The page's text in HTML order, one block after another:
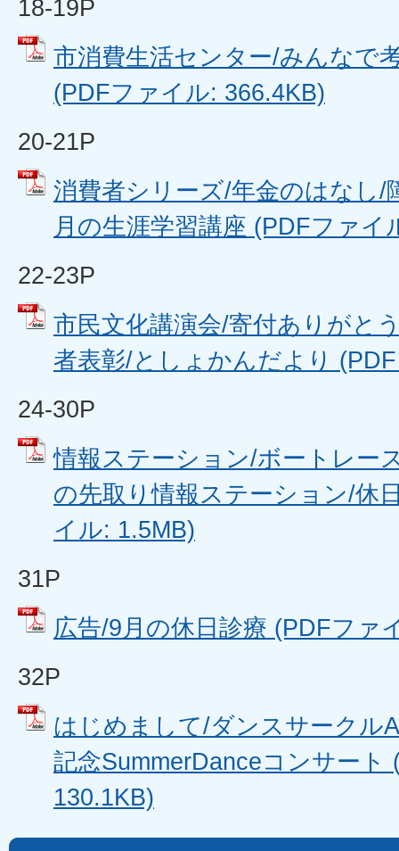
18-19P
市消費生活センター/みんなで
(PDFファイル: 366.4KB)
20-21P
消費者シリーズ/年金のはなし/
月の生涯学習講座 (PDFファイ
22-23P
市民文化講演会/寄付ありがと
者表彰/としょかんだより
24-30P
情報ステーション/ボートレー
の先取り情報ステーション/休
イル: 1.5MB)
31P
広告/9月の休日診療 (PDFファ
32P
はじめまして/ダンスサークル
記念SummerDanceコンサート
130.1KB)